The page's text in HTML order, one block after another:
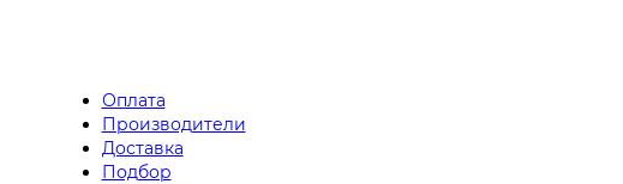
Оплата
Производители
Доставка
Подбор